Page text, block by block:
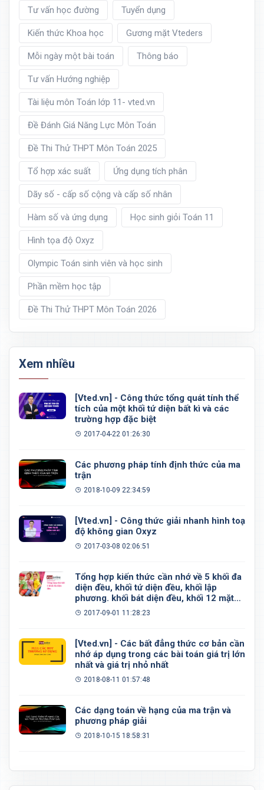
Tư vấn học đường Tuyển dụng
Kiến thức Khoa học Gương mặt Vteders
Mỗi ngày một bài toán Thông báo
Tư vấn Hướng nghiệp
Tài liệu môn Toán lớp 11- vted.vn
Đề Đánh Giá Năng Lực Môn Toán
Đề Thi Thử THPT Môn Toán 2025
Tổ hợp xác suất Ứng dụng tích phân
Dãy số - cấp số cộng và cấp số nhân
Hàm số và ứng dụng Học sinh giỏi Toán 11
Hình tọa độ Oxyz
Olympic Toán sinh viên và học sinh
Phần mềm học tập
Đề Thi Thử THPT Môn Toán 2026
Xem nhiều
[Vted.vn] - Công thức tổng quát tính thể
tích của một khối tứ diện bất kì và các
trường hợp đặc biệt
2017-04-22 01:26:30
Các phương pháp tính định thức của ma
trận
2018-10-09 22:34:59
[Vted.vn] - Công thức giải nhanh hình toạ
độ không gian Oxyz
2017-03-08 02:06:51
Tổng hợp kiến thức cần nhớ về 5 khối đa
diện đều, khối tứ diện đều, khối lập
phương. khối bát diện đều, khối 12 mặt
đều, khối 20 mặt đều
2017-09-01 11:28:23
[Vted.vn] - Các bất đẳng thức cơ bản cần
nhớ áp dụng trong các bài toán giá trị lớn
nhất và giá trị nhỏ nhất
2018-08-11 01:57:48
Các dạng toán về hạng của ma trận và
phương pháp giải
2018-10-15 18:58:31